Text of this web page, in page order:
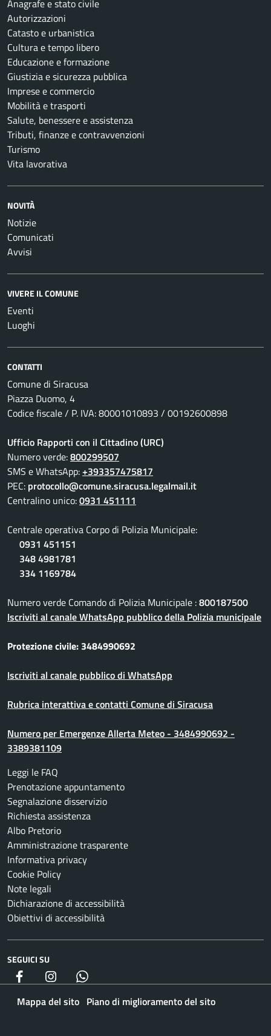
Anagrafe e stato civile
Autorizzazioni
Catasto e urbanistica
Cultura e tempo libero
Educazione e formazione
Giustizia e sicurezza pubblica
Imprese e commercio
Mobilità e trasporti
Salute, benessere e assistenza
Tributi, finanze e contravvenzioni
Turismo
Vita lavorativa
NOVITÀ
Notizie
Comunicati
Avvisi
VIVERE IL COMUNE
Eventi
Luoghi
CONTATTI
Comune di Siracusa
Piazza Duomo, 4
Codice fiscale / P. IVA: 80001010893 / 00192600898
Ufficio Rapporti con il Cittadino (URC)
Numero verde:800299507
SMS e WhatsApp:+393357475817
PEC: protocollo@comune.siracusa.legalmail.it
Centralino unico:0931 451111
Centrale operativa Corpo di Polizia Municipale:
0931 451151
348 4981781
334 1169784
Numero verde Comando di Polizia Municipale :800187500
Iscriviti al canale WhatsApp pubblico della Polizia municipale
Protezione civile: 3484990692
Iscriviti al canale pubblico di WhatsApp
Rubrica interattiva e contatti Comune di Siracusa
Numero per Emergenze Allerta Meteo - 3484990692 -
3389381109
Leggi le FAQ
Prenotazione appuntamento
Segnalazione disservizio
Richiesta assistenza
Albo Pretorio
Amministrazione trasparente
Informativa privacy
Cookie Policy
Note legali
Dichiarazione di accessibilità
Obiettivi di accessibilità
SEGUICI SU
Facebook Instagram
Mappa del sito Piano di miglioramento del sito